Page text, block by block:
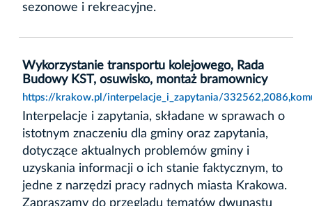
sezonowe i rekreacyjne.
Wykorzystanie transportu kolejowego, Rada
Budowy KST, osuwisko, montaż bramownicy
https://krakow.pl/interpelacje_i_zapytania/
Interpelacje i zapytania, składane w sprawach o
istotnym znaczeniu dla gminy oraz zapytania,
dotyczące aktualnych problemów gminy i
uzyskania informacji o ich stanie faktycznym, to
jedne z narzędzi pracy radnych miasta Krakowa.
Zapraszamy do przeglądu tematów dwunastu